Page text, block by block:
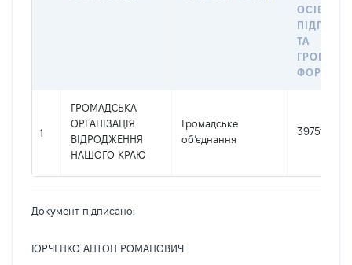
ОСІБ –
ТА
1
ГРОМАДСЬКА
ОРГАНІЗАЦІЯ
ВІДРОДЖЕННЯ
НАШОГО КРАЮ
Громадське
об’єднання
39751590
Документ підписано:
ЮРЧЕНКО АНТОН РОМАНОВИЧ